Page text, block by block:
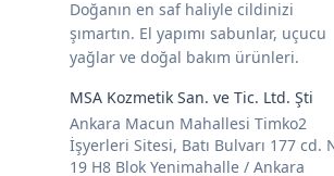
Doğanın en saf haliyle cildinizi
şımartın. El yapımı sabunlar, uçucu
yağlar ve doğal bakım ürünleri.
MSA Kozmetik San. ve Tic. Ltd. Şti
Ankara Macun Mahallesi Timko2
İşyerleri Sitesi, Batı Bulvarı 177 cd.
19 H8 Blok Yenimahalle / Ankara